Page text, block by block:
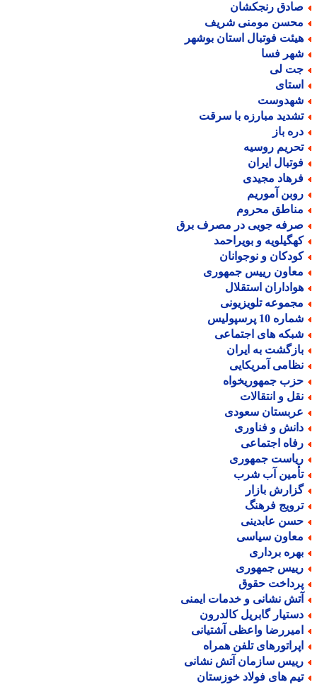
رنجکشان
مومنی شریف
فوتبال استان بوشهر
فسا
لی
مبارزه با سرقت
باز
روسیه
ایران
مجیدی
آموریم
محروم
جویی در مصرف برق
و بویراحمد
و نوجوانان
رییس جمهوری
استقلال
تلویزیونی
10 پرسپولیس
های اجتماعی
به ایران
آمریکایی
جمهوریخواه
و انتقالات
سعودی
و فناوری
اجتماعی
جمهوری
آب شرب
بازار
فرهنگ
عابدینی
سیاسی
برداری
جمهوری
حقوق
نشانی و خدمات ایمنی
گابریل کالدرون
واعظی آشتیانی
تلفن همراه
سازمان آتش نشانی
های فولاد خوزستان